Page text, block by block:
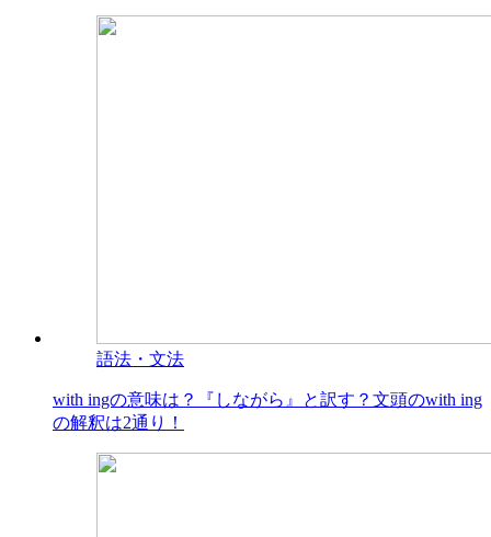
語法・文法
with ingの意味は？『しながら』と訳す？文頭のwith ing
の解釈は2通り！